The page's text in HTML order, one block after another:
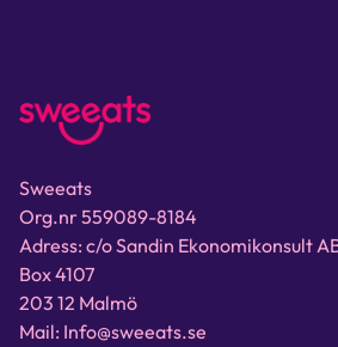
Sweeats
Org.nr 559089-8184
Adress: c/o Sandin Ekonomikonsult
Box 4107
203 12 Malmö
Mail: Info@sweeats.se